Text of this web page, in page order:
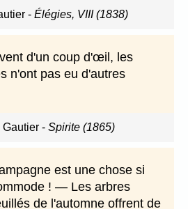
- Élégies, VIII (1838)
d'un coup d'œil, les
n'ont pas eu d'autres
- Spirite (1865)
est une chose si
! — Les arbres
de l'automne offrent de